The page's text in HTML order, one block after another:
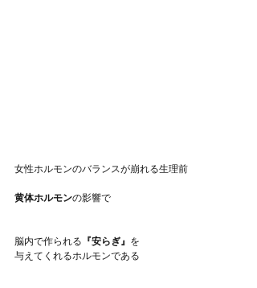
女性ホルモンのバランスが崩れる生理前
黄体ホルモンの影響で
脳内で作られる 『安らぎ』 を
与えてくれるホルモンである